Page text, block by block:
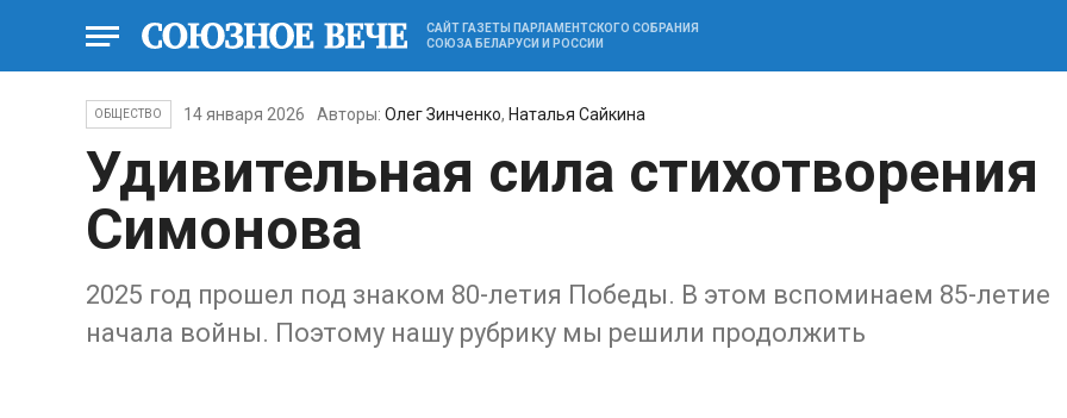
САЙТ ГАЗЕТЫ ПАРЛАМЕНТСКОГО СОБРАНИЯ
СОЮЗА БЕЛАРУСИ И РОССИИ
ОБЩЕСТВО 14 января 2026 Авторы: Олег Зинченко, Наталья Сайкина
Удивительная сила стихотворения
Симонова
2025 год прошел под знаком 80-летия Победы. В этом вспоминаем 85-летие
начала войны. Поэтому нашу рубрику мы решили продолжить